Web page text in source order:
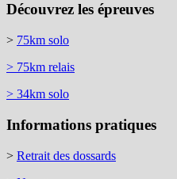
Découvrez les épreuves
> 75km solo
> 75km relais
> 34km solo
Informations pratiques
> Retrait des dossards